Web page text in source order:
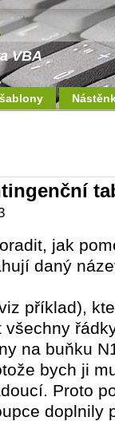
VBA
jak
daný
příklad),
na buňku
bych ji
Proto
doplnily